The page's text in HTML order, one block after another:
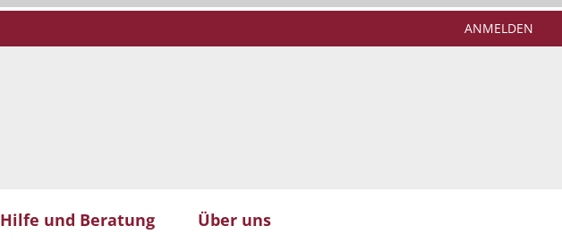
ANMELDEN
Hilfe und Beratung Über uns